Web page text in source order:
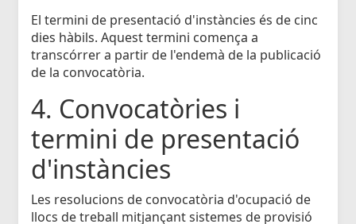
El termini de presentació d'instàncies és de cinc
dies hàbils. Aquest termini comença a
transcórrer a partir de l'endemà de la publicació
de la convocatòria.
4. Convocatòries i
termini de presentació
d'instàncies
Les resolucions de convocatòria d'ocupació de
llocs de treball mitjançant sistemes de provisió